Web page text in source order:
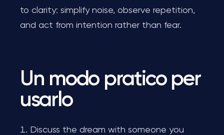
to clarity: simplify noise, observe repetition,
and act from intention rather than fear.
Un modo pratico per
usarlo
Discuss the dream with someone you